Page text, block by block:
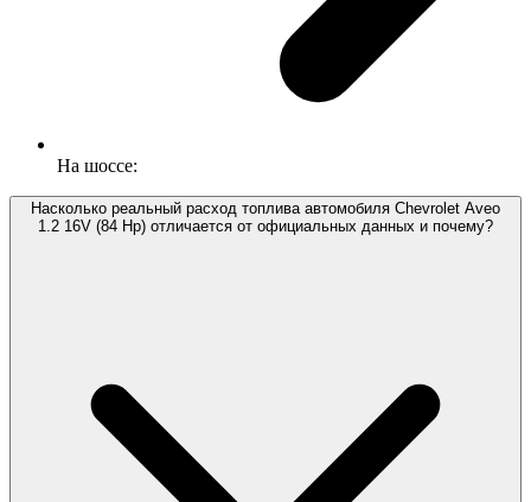
На шоссе:
Насколько реальный расход топлива автомобиля Chevrolet Aveo
1.2 16V (84 Hp) отличается от официальных данных и почему?